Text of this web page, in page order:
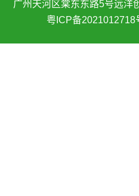
广州天河区棠东东路5号远洋
粤ICP备2021012718